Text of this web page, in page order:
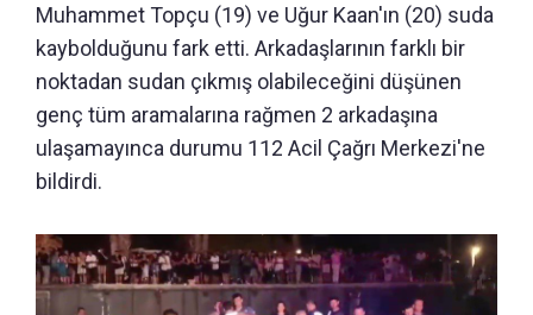
Muhammet Topçu (19) ve Uğur Kaan'ın (20) suda
kaybolduğunu fark etti. Arkadaşlarının farklı bir
noktadan sudan çıkmış olabileceğini düşünen
genç tüm aramalarına rağmen 2 arkadaşına
ulaşamayınca durumu 112 Acil Çağrı Merkezi'ne
bildirdi.